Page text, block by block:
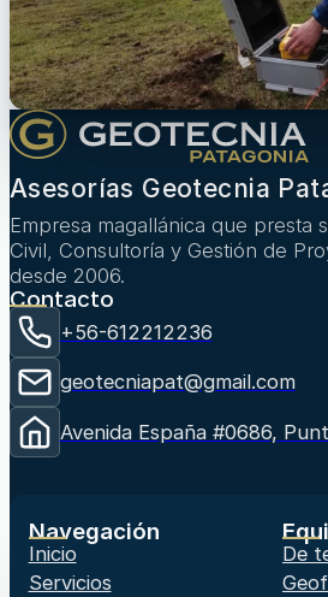
Asesorías Geotecnia
Empresa magallánica que presta
Civil, Consultoría y Gestión de
desde 2006.
Contacto
+56-612212236
geotecniapat@gmail.com
Avenida España #0686,
Navegación
Inicio
Servicios
De